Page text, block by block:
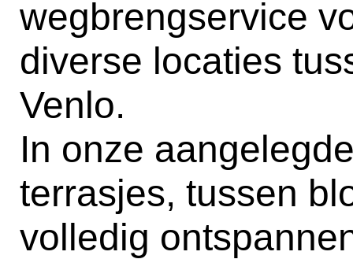
wegbrengservice
diverse locaties
Venlo.
In onze
terrasjes, tussen
volledig